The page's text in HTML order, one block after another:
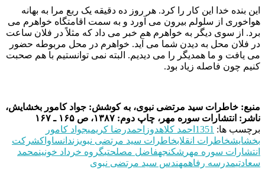
این بنده خدا این کار را کرد. هر روز ده دقیقه یک ربع مرا به بهانه
هواخوری از سلولم بیرون می آورد و به سمت اقامتگاه خواهرم می
برد. از سوی دیگر به خواهرم هم خبر می داد که مثلاً در فلان ساعت
در فلان محل به دیدن شما می آید. خواهرم در محل مربوطه حضور
می یافت و ما همدیگر را می دیدیم. البته نمی توانستیم با هم صحبت
کنیم چون فاصله زیاد بود.
منبع: خاطرات سید مرتضی نبوی، به کوشش: جواد کامور بخشایش،
ناشر: انتشارات سوره مهر، چاپ دوم: ۱۳۸۷، ص
۱۶۵ ـ ۱۶۷
برچسب ها: 1351 احمد کلاهدوز احمدرضا کریمیجواد کامور
بخشایشخاطرات انقلابخاطرات سید مرتضی نبویزندانساواکشرکت
انتشارات‌ سوره مهر شکنجهفاضل مصلحتیگروه خرداد خونینمحمد
سعادتیمدرسه رفاهمهندس سید مرتضی نبوی